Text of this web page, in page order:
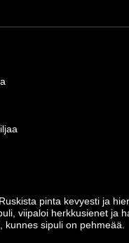
pinta kevyesti ja
viipaloi herkkusienet ja
kunnes sipuli on pehmeää.